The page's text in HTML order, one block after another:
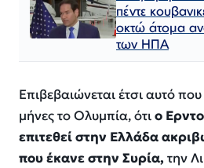
πέντε
οκτώ άτομα
των ΗΠΑ
Επιβεβαιώνεται έτσι αυτό
μήνες το Ολυμπία, ότιο
επιτεθεί στην Ελλάδα
που έκανε στην Συρία, την